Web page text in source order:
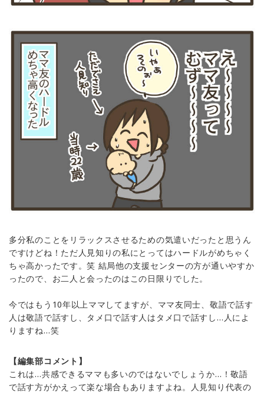
多分私のことをリラックスさせるための気遣いだったと思うん
ですけどね！ただ人見知りの私にとってはハードルがめちゃく
ちゃ高かったです。笑 結局他の支援センターの方が通いやすか
ったので、お二人と会ったのはこの日限りでした。
今ではもう10年以上ママしてますが、ママ友同士、敬語で話す
人は敬語で話すし、タメ口で話す人はタメ口で話すし…人によ
りますね…笑
【編集部コメント】
これは…共感できるママも多いのではないでしょうか…！敬語
で話す方がかえって楽な場合もありますよね。人見知り代表の